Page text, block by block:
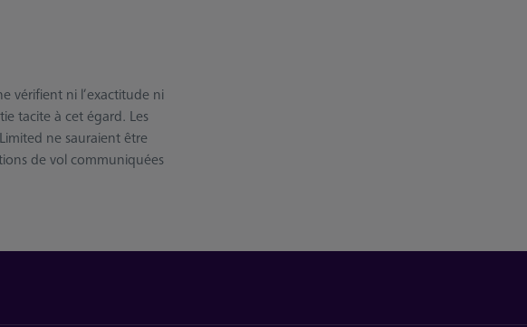
vérifient ni l’exactitude ni
tacite à cet égard. Les
ne sauraient être
de vol communiquées